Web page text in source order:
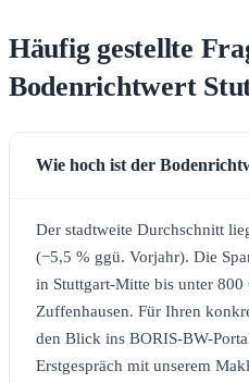
Häufig gestellte
Bodenrichtwert
Wie hoch ist der
Der stadtweite Durchschnitt
(−5,5 % ggü. Vorjahr). Die
in Stuttgart-Mitte bis unter 800
Zuffenhausen. Für Ihren
den Blick ins BORIS-BW-
Erstgespräch mit unserem